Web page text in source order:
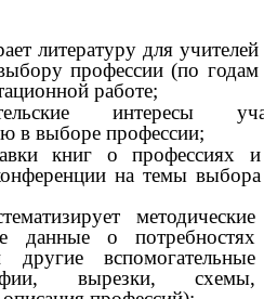
литературу для учителей
профессии (по годам
работе;
интересы
в выборе профессии;
книг о профессиях и
на темы выбора
методические
данные о потребностях
вспомогательные
вырезки, схемы,